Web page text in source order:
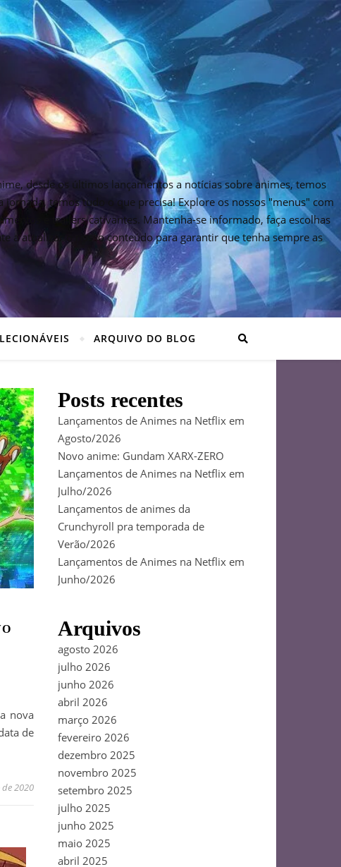
desde os últimos lançamentos a notícias sobre animes, temos
temos tudo o que precisa! Explore os nossos "menus" com
e trailers cativantes. Mantenha-se informado, faça escolhas
a atualizar o nosso conteúdo para garantir que tenha sempre as
ARQUIVO DO BLOG
nova
de
2020
Posts recentes
Lançamentos de Animes na Netflix em
Agosto/2026
Novo anime: Gundam XARX-ZERO
Lançamentos de Animes na Netflix em
Julho/2026
Lançamentos de animes da
Crunchyroll pra temporada de
Verão/2026
Lançamentos de Animes na Netflix em
Junho/2026
Arquivos
agosto 2026
julho 2026
junho 2026
abril 2026
março 2026
fevereiro 2026
dezembro 2025
novembro 2025
setembro 2025
julho 2025
junho 2025
maio 2025
abril 2025